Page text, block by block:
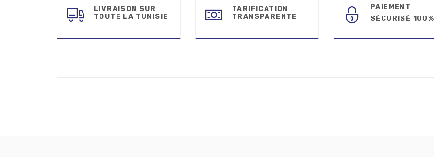
LIVRAISON SUR
TOUTE LA TUNISIE
TARIFICATION
TRANSPARENTE
PAIEMENT
SÉCURISÉ 100%